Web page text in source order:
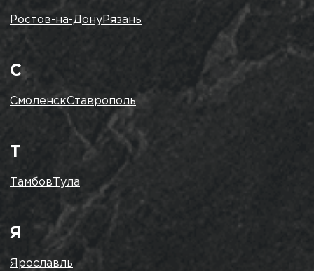
Ростов-на-Дону Рязань
С
СмоленскСтаврополь
Т
Тамбов Тула
Я
Ярославль